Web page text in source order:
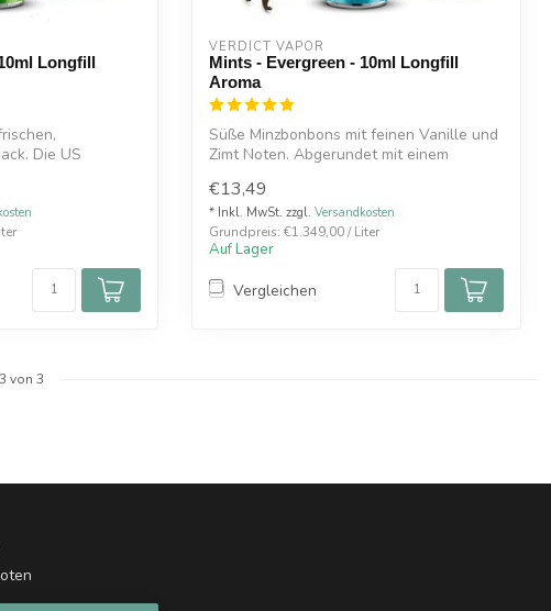
Longfill
Die US
VERDICT VAPOR
Mints - Evergreen - 10ml Longfill
Aroma
Süße Minzbonbons mit feinen Vanille und
Zimt Noten. Abgerundet mit einem
€13,49
* Inkl. MwSt. zzgl. Versandkosten
Grundpreis: €1.349,00 / Liter
Auf Lager
Vergleichen
3 von 3